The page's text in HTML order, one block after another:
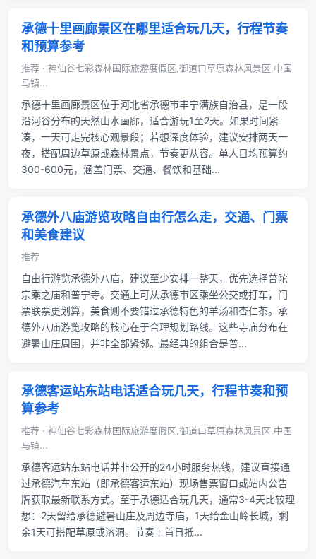
承德十里画廊景区在哪里适合玩几天，行程节奏
和预算参考
推荐 · 神仙谷七彩森林国际旅游度假区,御道口草原森林风景区,中国
马镇...
承德十里画廊景区位于河北省承德市丰宁满族自治县，是一段
沿河谷分布的天然山水画廊，适合游玩1至2天。如果时间紧
凑，一天可走完核心观景段；若想深度体验，建议安排两天一
夜，搭配周边草原或森林景点，节奏更从容。单人日均预算约
300-600元，涵盖门票、交通、餐饮和基础...
承德外八庙游览攻略自由行怎么走，交通、门票
和美食建议
推荐
自由行游览承德外八庙，建议至少安排一整天，优先选择普陀
宗乘之庙和普宁寺。交通上可从承德市区乘坐公交或打车，门
票联票更划算，美食则不要错过承德特色的羊汤和杏仁茶。承
德外八庙游览攻略的核心在于合理规划路线。这些寺庙分布在
避暑山庄周围，并非全部紧邻。最经典的组合是普...
承德客运站东站电话适合玩几天，行程节奏和预
算参考
推荐 · 神仙谷七彩森林国际旅游度假区,御道口草原森林风景区,中国
马镇...
承德客运站东站电话并非公开的24小时服务热线，建议直接通
过承德汽车东站（即承德客运东站）现场售票窗口或站内公告
牌获取最新联系方式。至于承德适合玩几天，通常3-4天比较理
想：2天留给承德避暑山庄及周边寺庙，1天给金山岭长城，剩
余1天可搭配草原或溶洞。节奏上首日抵...